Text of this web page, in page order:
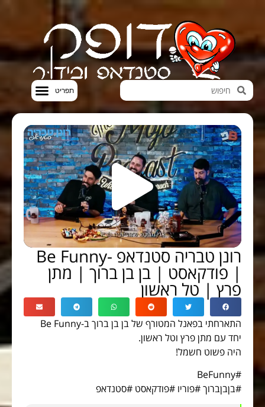
רונן טבריה סטנדאפ -Be Funny
| פודקאסט | בן בן ברוך | מתן
פרץ | טל ראשון
התארחתי בפאנל המטורף של בן בן ברוך ב-Be Funny
יחד עם מתן פרץ וטל ראשון.
היה פשוט חשמל!
#BeFunny
#בןבןברוך #פוריו #פודקאסט #סטנדאפ